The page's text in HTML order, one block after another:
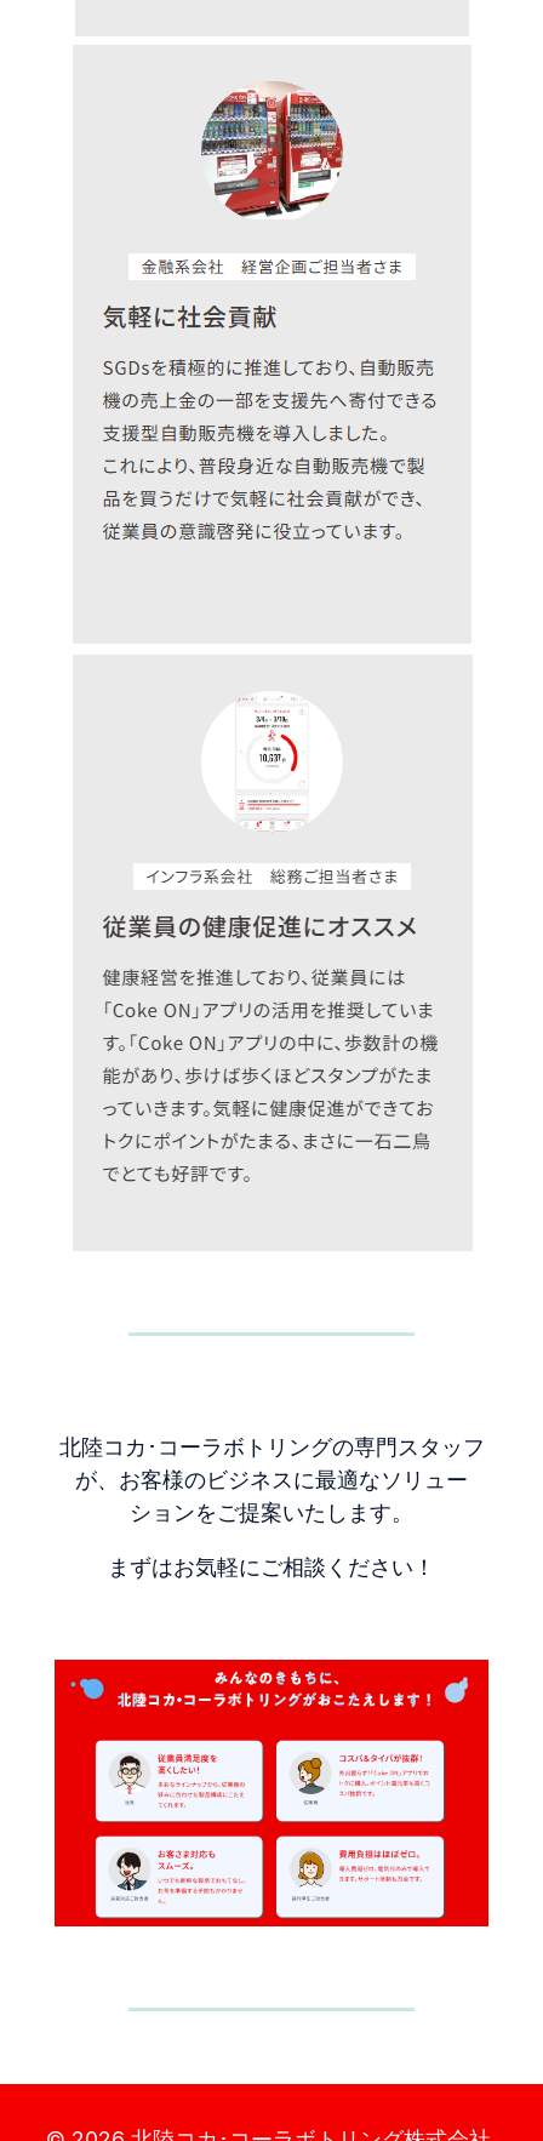
北陸コカ･コーラボトリングの専門スタッフ
が、お客様のビジネスに最適なソリュー
ションをご提案いたします。
まずはお気軽にご相談ください！